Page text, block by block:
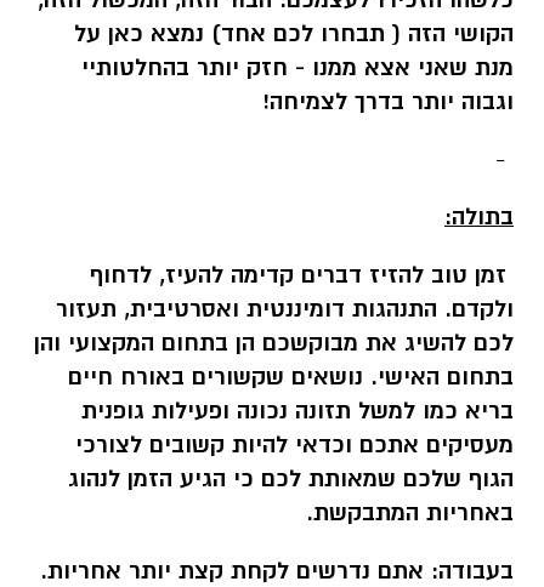
הקושי הזה ( תבחרו לכם אחד) נמצא כאן על
מנת שאני אצא ממנו - חזק יותר בהחלטותיי
וגבוה יותר בדרך לצמיחה!
-
בתולה:
זמן טוב להזיז דברים קדימה להעיז, לדחוף
ולקדם. התנהגות דומיננטית ואסרטיבית, תעזור
לכם להשיג את מבוקשכם הן בתחום המקצועי והן
בתחום האישי. נושאים שקשורים באורח חיים
בריא כמו למשל תזונה נכונה ופעילות גופנית
מעסיקים אתכם וכדאי להיות קשובים לצורכי
הגוף שלכם שמאותת לכם כי הגיע הזמן לנהוג
באחריות המתבקשת.
בעבודה: אתם נדרשים לקחת קצת יותר אחריות.